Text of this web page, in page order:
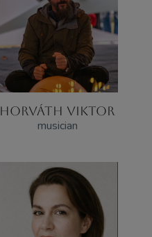
HORVÁTH VIKTOR
musician